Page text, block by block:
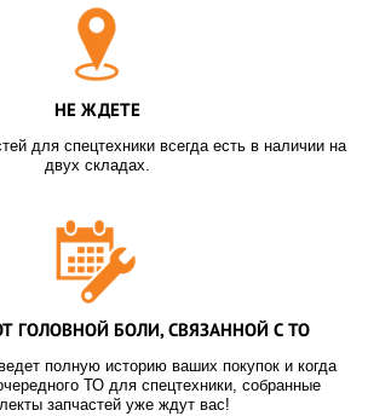
НЕ ЖДЕТЕ
для спецтехники всегда есть в наличии на
двух складах.
ГОЛОВНОЙ БОЛИ, СВЯЗАННОЙ С ТО
полную историю ваших покупок и когда
ТО для спецтехники, собранные
запчастей уже ждут вас!